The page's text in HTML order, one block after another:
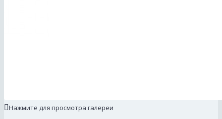
Нажмите для просмотра галереи